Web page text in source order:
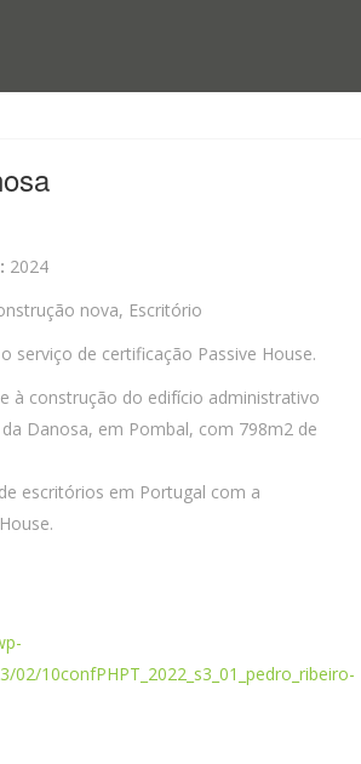
2024
nova, Escritório
serviço de certificação Passive House.
à construção do edifício administrativo
Danosa, em Pombal, com 798m2 de
escritórios em Portugal com a
10confPHPT_2022_s3_01_pedro_ribeiro-